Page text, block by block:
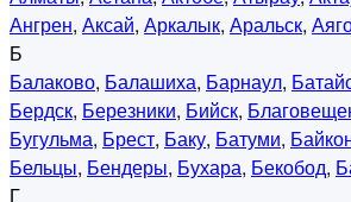
Ангрен, Аксай, Аркалык, Аральск,
Б
Балаково, Балашиха, Барнаул,
Бердск, Березники, Бийск,
Бугульма, Брест, Баку, Батуми,
Бельцы, Бендеры, Бухара, Бекобод,
Г